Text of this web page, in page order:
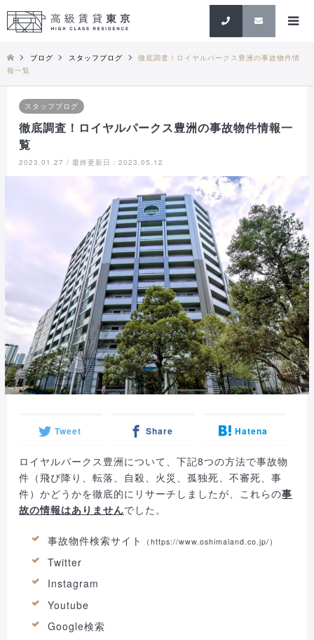
検索
ブログ スタッフブログ
徹底調査！ロイヤルパークス豊洲の事故物件情
報一覧
スタッフブログ
徹底調査！ロイヤルパークス豊洲の事故物件情報一
覧
2023.01.27 / 最終更新日：2023.05.12
Tweet Share Hatena
ロイヤルパークス豊洲について、下記8つの方法で事故物
件（飛び降り、転落、自殺、火災、孤独死、不審死、事
件）かどうかを徹底的にリサーチしましたが、これらの事
故の情報はありませんでした。
事故物件検索サイト （https://www.oshimaland.co.jp/ ）
Twitter
Instagram
Youtube
Google検索